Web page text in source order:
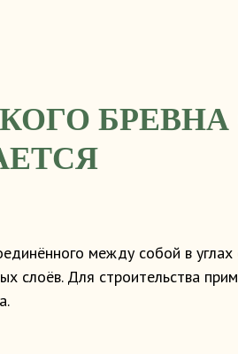
между собой в
слоёв. Для строительства